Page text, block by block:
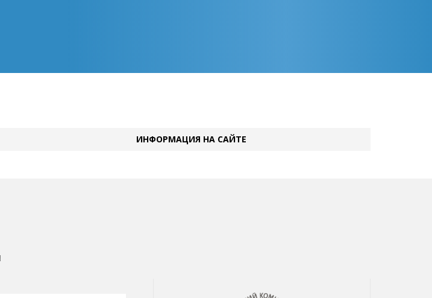
ИНФОРМАЦИЯ НА САЙТЕ